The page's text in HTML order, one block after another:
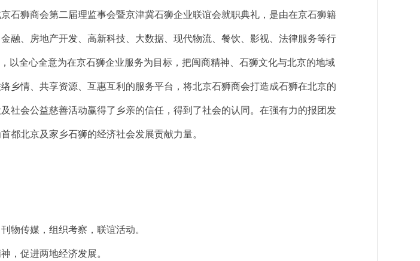
狮商会第二届理监事会暨京津冀石狮企业联谊会就职典礼，是由在京石狮籍
融、房地产开发、高新科技、大数据、现代物流、餐饮、影视、法律服务等行
以全心全意为在京石狮企业服务为目标，把闽商精神、石狮文化与北京的地域
乡情、共享资源、互惠互利的服务平台，将北京石狮商会打造成石狮在北京的
社会公益慈善活动赢得了乡亲的信任，得到了社会的认同。在强有力的报团发
都北京及家乡石狮的经济社会发展贡献力量。
物传媒，组织考察，联谊活动。
，促进两地经济发展。